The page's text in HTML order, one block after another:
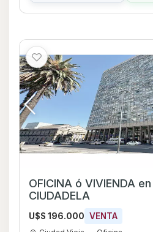
OFICINA ó VIVIENDA
CIUDADELA
U$S 196.000 VENTA